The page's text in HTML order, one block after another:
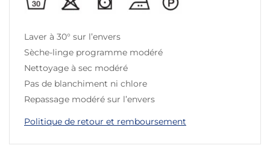
Laver à 30° sur l’envers
Sèche-linge programme modéré
Nettoyage à sec modéré
Pas de blanchiment ni chlore
Repassage modéré sur l’envers
Politique de retour et remboursement